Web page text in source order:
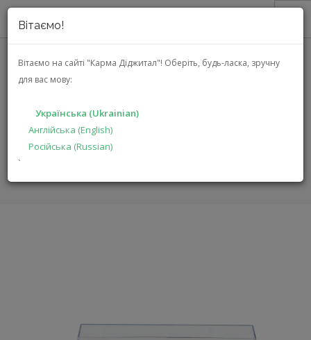
Вітаємо!
Вітаємо на сайті "Карма Діджитал"! Оберіть, будь-ласка, зручну
для вас мову:
Українська (Ukrainian)
Англійська (English)
Російська (Russian)
`
ПРО НАС
АКЦІЇ
РІШЕННЯ
ВИРОБНИКАМ
( M 500 (2M BLUE) )
ГОЛОВНА КАТАЛОГ